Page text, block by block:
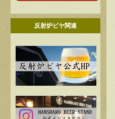
反射炉ビヤ関連